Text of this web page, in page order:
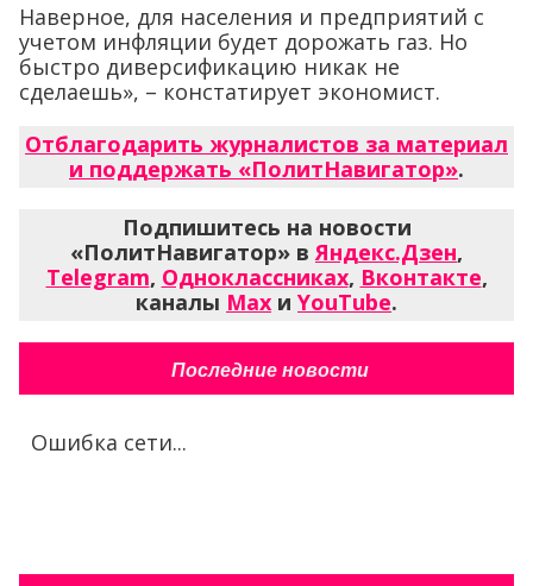
Наверное, для населения и предприятий с
учетом инфляции будет дорожать газ. Но
быстро диверсификацию никак не
сделаешь», – констатирует экономист.
Отблагодарить журналистов за материал
и поддержать «ПолитНавигатор».
Подпишитесь на новости
«ПолитНавигатор» вЯндекс.Дзен,
Telegram, Одноклассниках, Вконтакте,
каналы Max и YouTube.
Последние новости
Ошибка сети...